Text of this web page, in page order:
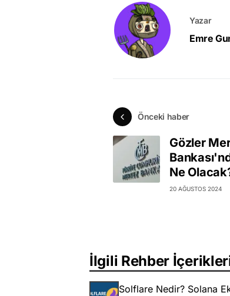
Yazar
Emre
Önceki haber
Gözler
Ne
20 AĞUSTOS 2024
İlgili Rehber
Solflare Nedir? Solana